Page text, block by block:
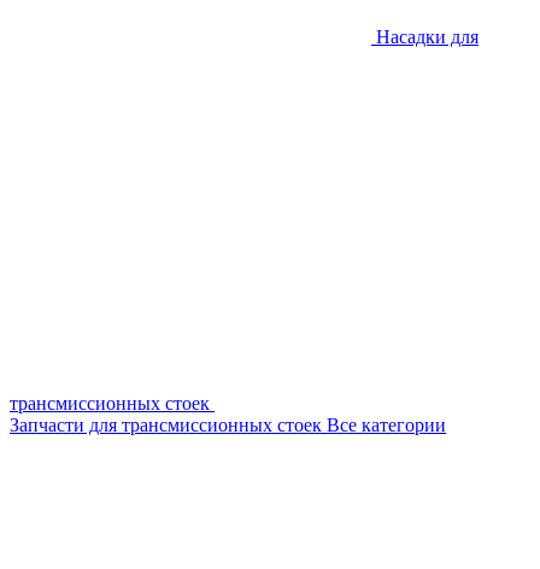
Насадки для
трансмиссионных стоек
Запчасти для трансмиссионных стоек Все категории